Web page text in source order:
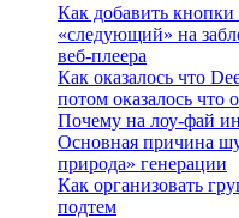
Как добавить
«следующий» на
веб‑плеера
Как оказалось что
потом оказалось что
Почему на лоу-фай
Основная причина
природа» генерации
Как организовать
подтем